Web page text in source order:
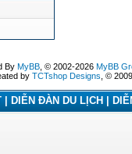
By MyBB, © 2002-2026 MyBB
by TCTshop Designs , ©
| DIỄN ĐÀN DU LỊCH |